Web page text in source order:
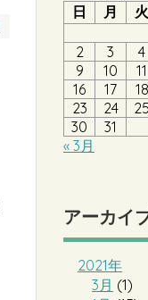
日
月 火
2
3 4
9
10 11
16
17 18
23
24 25
30
31
« 3月
アーカイ
2021年
3月 (1)